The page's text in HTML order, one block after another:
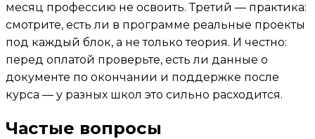
месяц профессию не освоить. Третий — практика:
смотрите, есть ли в программе реальные проекты
под каждый блок, а не только теория. И честно:
перед оплатой проверьте, есть ли данные о
документе по окончании и поддержке после
курса — у разных школ это сильно расходится.
Частые вопросы